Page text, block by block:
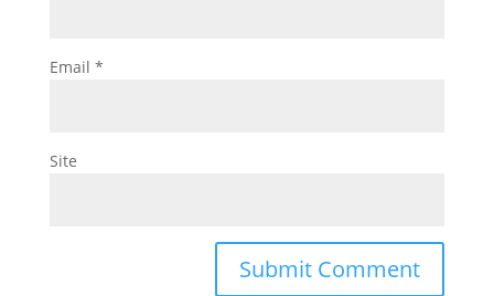
Email *
Site